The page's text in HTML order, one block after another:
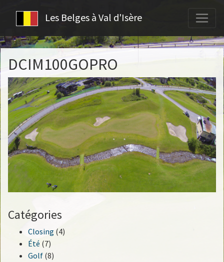
Les Belges à Val d'Isère
DCIM100GOPRO
Catégories
Closing (4)
Été (7)
Golf (8)